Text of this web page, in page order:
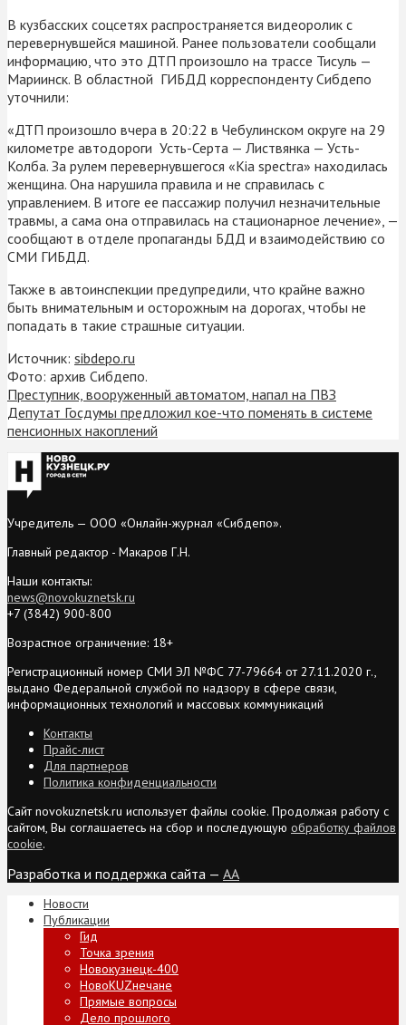
В кузбасских соцсетях распространяется видеоролик с
перевернувшейся машиной. Ранее пользователи сообщали
информацию, что это ДТП произошло на трассе Тисуль —
Мариинск. В областной ГИБДД корреспонденту Сибдепо
уточнили:
«ДТП произошло вчера в 20:22 в Чебулинском округе на 29
километре автодороги Усть-Серта — Листвянка — Усть-
Колба. За рулем перевернувшегося «Kia spectra» находилась
женщина. Она нарушила правила и не справилась с
управлением. В итоге ее пассажир получил незначительные
травмы, а сама она отправилась на стационарное лечение», —
сообщают в отделе пропаганды БДД и взаимодействию со
СМИ ГИБДД.
Также в автоинспекции предупредили, что крайне важно
быть внимательным и осторожным на дорогах, чтобы не
попадать в такие страшные ситуации.
Источник: sibdepo.ru
Фото: архив Сибдепо.
Преступник, вооруженный автоматом, напал на ПВЗ
Депутат Госдумы предложил кое-что поменять в системе
пенсионных накоплений
Учредитель — ООО «Онлайн-журнал «Сибдепо».
Главный редактор - Макаров Г.Н.
Наши контакты:
news@novokuznetsk.ru
+7 (3842) 900-800
Возрастное ограничение: 18+
Регистрационный номер СМИ ЭЛ №ФС 77-79664 от 27.11.2020 г.,
выдано Федеральной службой по надзору в сфере связи,
информационных технологий и массовых коммуникаций
Контакты
Прайс-лист
Для партнеров
Политика конфиденциальности
Сайт novokuznetsk.ru использует файлы cookie. Продолжая работу с
сайтом, Вы соглашаетесь на сбор и последующую обработку файлов
cookie.
Разработка и поддержка сайта — AA
Новости
Публикации
Гид
Точка зрения
Новокузнецк-400
НовоKUZнечане
Прямые вопросы
Дело прошлого